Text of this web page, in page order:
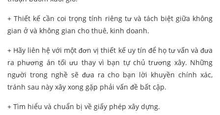
+ Thiết kế cần coi trọng tính riêng tư và tách biệt giữa không
gian ở và không gian cho thuê, kinh doanh.
+ Hãy liên hệ với một đơn vị thiết kế uy tín để họ tư vấn và đưa
ra phương án tối ưu thay vì bạn tự chủ trương xây. Những
người trong nghề sẽ đưa ra cho bạn lời khuyền chính xác,
tránh sau này xây xong gặp phải vấn đề bất cập.
+ Tìm hiểu và chuẩn bị về giấy phép xây dựng.